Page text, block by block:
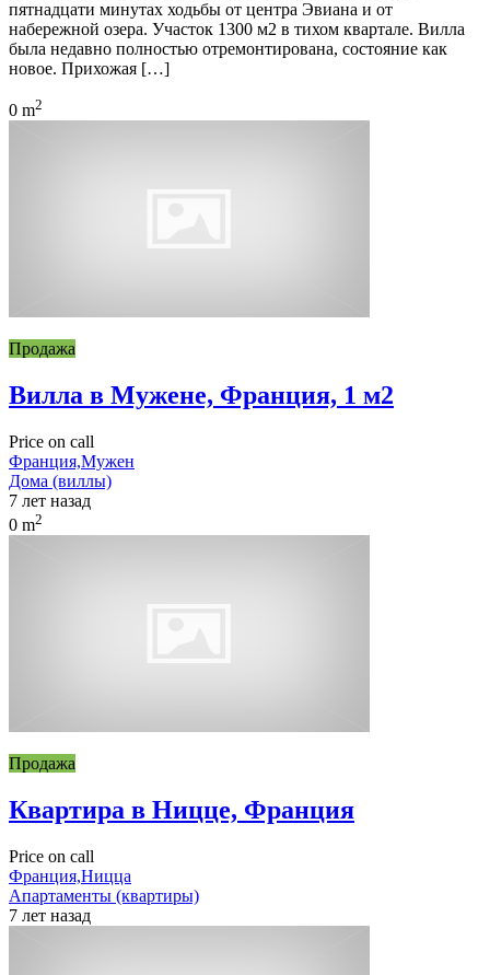
пятнадцати минутах ходьбы от центра Эвиана и от
набережной озера. Участок 1300 м2 в тихом квартале. Вилла
была недавно полностью отремонтирована, состояние как
новое. Прихожая […]
0 m2
Продажа
Вилла в Мужене, Франция, 1 м2
Price on call
Франция,Мужен
Дома (виллы)
7 лет назад
0 m2
Продажа
Квартира в Ницце, Франция
Price on call
Франция,Ницца
Апартаменты (квартиры)
7 лет назад